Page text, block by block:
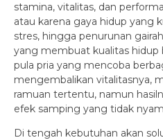
stamina, vitalitas, dan
atau karena gaya hidup yang
stres, hingga penurunan
yang membuat kualitas hidup
pula pria yang mencoba
mengembalikan vitalitasnya,
ramuan tertentu, namun
efek samping yang tidak
Di tengah kebutuhan akan